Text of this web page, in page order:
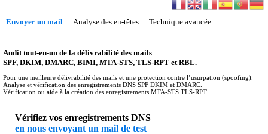
Envoyer un mail Analyse des en-têtes Technique avancée
Audit tout-en-un de la délivrabilité des mails
SPF, DKIM, DMARC, BIMI, MTA-STS, TLS-RPT et RBL.
Pour une meilleure délivrabilité des mails et une protection contre l’usurpation (spoofing).
Analyse et vérification des enregistrements DNS SPF DKIM et DMARC.
Vérification ou aide à la création des enregistrements MTA-STS TLS-RPT.
Vérifiez vos enregistrements DNS
en nous envoyant un mail de test